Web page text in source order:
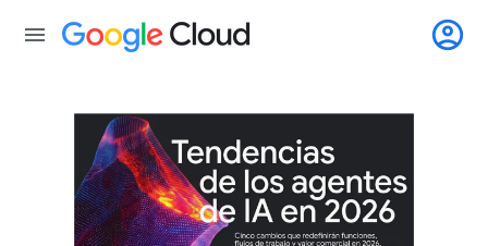
menu account_circle